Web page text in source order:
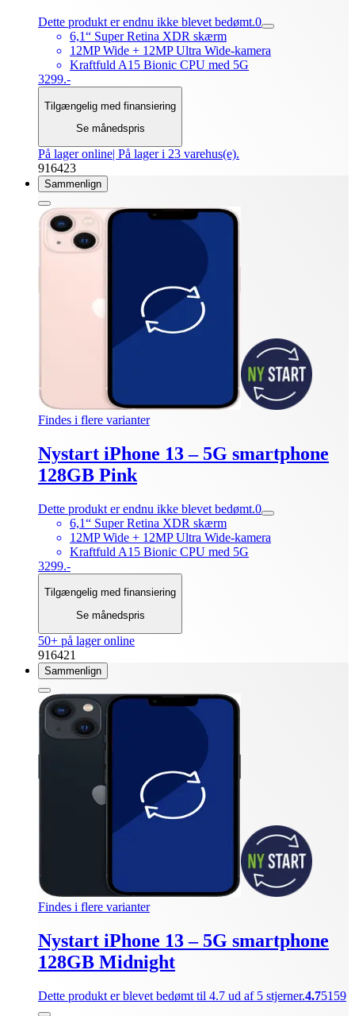
Dette produkt er endnu ikke blevet bedømt.0
6,1“ Super Retina XDR skærm
12MP Wide + 12MP Ultra Wide-kamera
Kraftfuld A15 Bionic CPU med 5G
3299.-
Tilgængelig med finansiering
Se månedspris
På lager online| På lager i 23 varehus(e).
916423
Sammenlign
Findes i flere varianter
Nystart iPhone 13 – 5G smartphone
128GB Pink
Dette produkt er endnu ikke blevet bedømt.0
6,1“ Super Retina XDR skærm
12MP Wide + 12MP Ultra Wide-kamera
Kraftfuld A15 Bionic CPU med 5G
3299.-
Tilgængelig med finansiering
Se månedspris
50+ på lager online
916421
Sammenlign
Findes i flere varianter
Nystart iPhone 13 – 5G smartphone
128GB Midnight
Dette produkt er blevet bedømt til 4.7 ud af 5 stjerner.4.75159